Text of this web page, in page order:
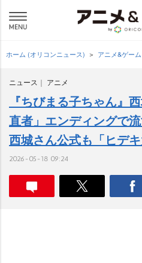
ホーム (オリコンニュース) アニメ&ゲー
ニュース アニメ
『ちびまる子ちゃん』
直者」エンディングで
西城さん公式も「ヒデキ
2026-05-18 09:24